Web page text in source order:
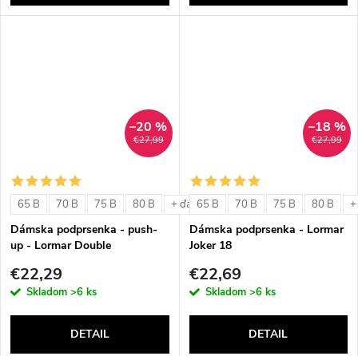
€27,99
–20 %
65 B 70 B 75 B 80 B + ďalšie
Dámska podprsenka - push-
up - Lormar Double
€22,29
Skladom >6 ks
DETAIL
€27,99
–18 %
65 B 70 B 75 B 80 B
Dámska podprsenka - Lormar
Joker 18
€22,69
Skladom >6 ks
DETAIL